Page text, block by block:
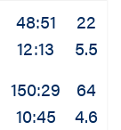
48:51
12:13
22
5.5
150:29
10:45
64
4.6